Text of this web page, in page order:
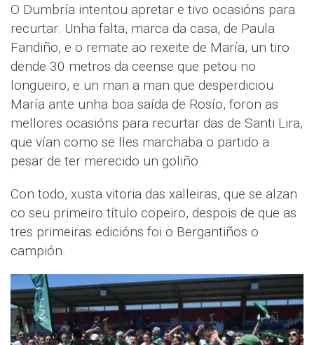
O Dumbría intentou apretar e tivo ocasións para
recurtar. Unha falta, marca da casa, de Paula
Fandiño, e o remate ao rexeite de María, un tiro
dende 30 metros da ceense que petou no
longueiro, e un man a man que desperdiciou
María ante unha boa saída de Rosío, foron as
mellores ocasións para recurtar das de Santi Lira,
que vían como se lles marchaba o partido a
pesar de ter merecido un goliño.
Con todo, xusta vitoria das xalleiras, que se alzan
co seu primeiro título copeiro, despois de que as
tres primeiras edicións foi o Bergantiños o
campión.